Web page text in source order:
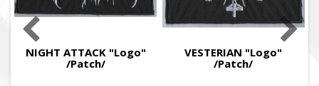
NIGHT ATTACK "Logo"
/Patch/
VESTERIAN "Logo"
/Patch/